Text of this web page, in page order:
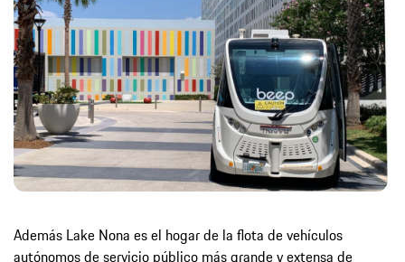
Además Lake Nona es el hogar de la flota de vehículos
autónomos de servicio público más grande y extensa de